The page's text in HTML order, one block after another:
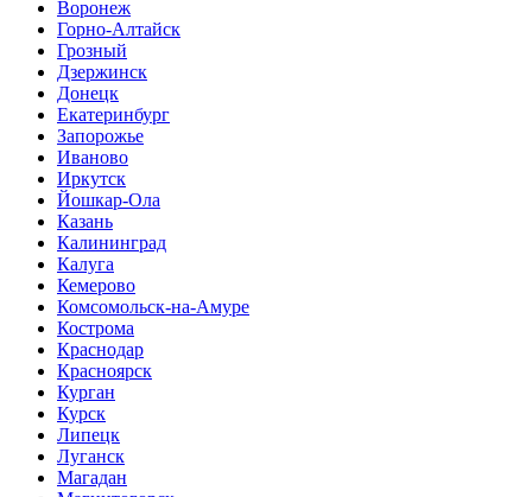
Воронеж
Горно-Алтайск
Грозный
Дзержинск
Донецк
Екатеринбург
Запорожье
Иваново
Иркутск
Йошкар-Ола
Казань
Калининград
Калуга
Кемерово
Комсомольск-на-Амуре
Кострома
Краснодар
Красноярск
Курган
Курск
Липецк
Луганск
Магадан